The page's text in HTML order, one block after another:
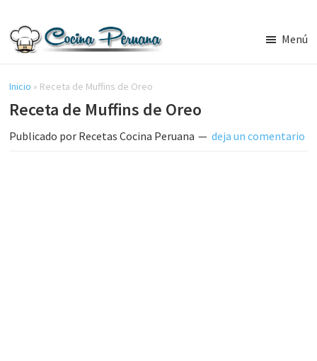
contenido
lateral
principal
Cocina
Peruana,
Recetas
de
Comida
Menú
Inicio » Receta de Muffins de Oreo
Receta de Muffins de Oreo
Publicado por Recetas Cocina Peruana deja un comentario